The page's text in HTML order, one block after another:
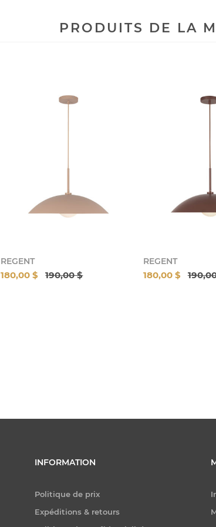
PRODUITS DE LA
REGENT
180,00 $ 190,00 $
REGENT
180,00 $
INFORMATION
Politique de prix
Expéditions & retours